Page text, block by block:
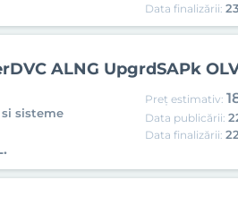
Data finalizării:
ALNG UpgrdSAPk
sisteme
Preț estimativ:
Data publicării:
Data finalizării: